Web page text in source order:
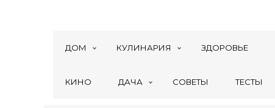
ДОМ КУЛИНАРИЯ ЗДОРОВЬЕ
КИНО ДАЧА СОВЕТЫ ТЕСТЫ